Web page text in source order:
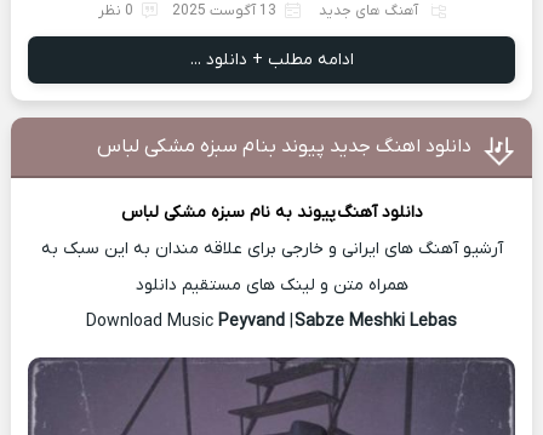
آهنگ های جدید 13 آگوست 2025 0 نظر
ادامه مطلب + دانلود ...
دانلود اهنگ جدید پیوند بنام سبزه مشکی لباس
دانلود آهنگپیوند به نام سبزه مشکی لباس
آرشیو آهنگ های ایرانی و خارجی برای علاقه مندان به این سبک به
همراه متن و لینک های مستقیم دانلود
Download Music
Peyvand| Sabze Meshki Lebas